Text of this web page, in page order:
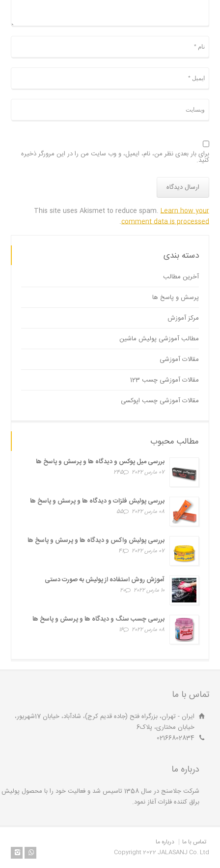
برای بار بعدی نظر من، نام، ایمیل، و وب سایت من را در این مرورگر ذخیره
کنید.
This site uses Akismet to reduce spam.Learn how your
comment data is processed
.
دسته بندی
آخرین مطالب
پرسش و پاسخ ها
مرکز آموزش
مطالب آموزشی پولیش ماشین
مقالات آموزشی
مقالات آموزشی چسب 123
مقالات آموزشی چسب اپوکسی
مطالب محبوب
بررسی میل پوکس و دیدگاه ها و پرسش و پاسخ ها
07 مارس 2022 245
بررسی پولیش فلزات و دیدگاه ها و پرسش و پاسخ ها
08 مارس 2022 55
بررسی پولیش واکس و دیدگاه ها و پرسش و پاسخ ها
07 مارس 2022 41
آموزش روش استفاده از پولیش به صورت دستی
10 مارس 2022 20
بررسی چسب سنگ و دیدگاه ها و پرسش و پاسخ ها
08 مارس 2022 16
تماس با ما
ایران - تهران، بزرگراه فتح (جاده قدیم کرج)، شادآباد، خیابان 17شهریور،
خیابان مختاری، پلاک6
02166802834
درباره ما
شرکت جلاسنج در سال 1358 تاسیس شد و فعالیت خود را با محصول پولیش
براق کننده فلزات آغاز نمود.
درباره ما
تماس با ما
Copyright 2022 JALASANJ Co. Ltd